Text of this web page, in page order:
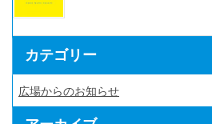
カテゴリー
広場からのお知らせ